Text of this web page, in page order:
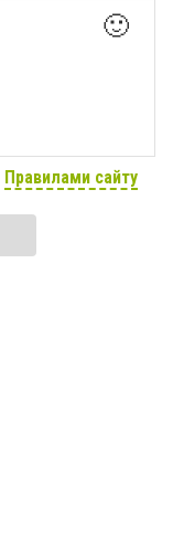
🙂
Правилами сайту